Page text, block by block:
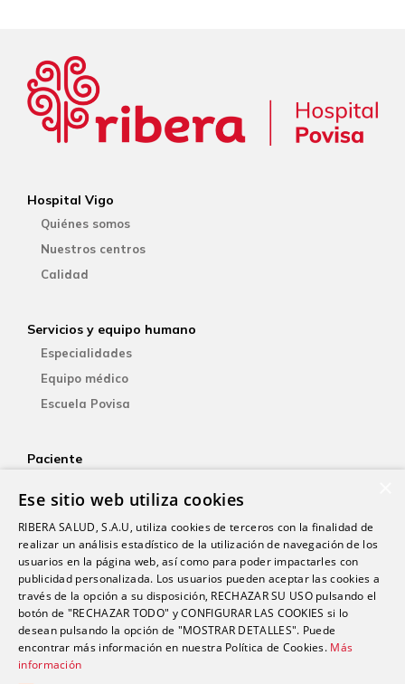
Hospital Vigo
Quiénes somos
Nuestros centros
Calidad
Servicios y equipo humano
Especialidades
Equipo médico
Escuela Povisa
Paciente
YOsalud
Atención al paciente
Guía del paciente
Consentimiento informado
Paciente internacional
Investigación
Ese sitio web utiliza cookies
RIBERA SALUD, S.A.U, utiliza cookies de terceros con la finalidad de
realizar un análisis estadístico de la utilización de navegación de los
usuarios en la página web, así como para poder impactarles con
publicidad personalizada. Los usuarios pueden aceptar las cookies a
través de la opción a su disposición, RECHAZAR SU USO pulsando el
botón de "RECHAZAR TODO" y CONFIGURAR LAS COOKIES si lo
desean pulsando la opción de "MOSTRAR DETALLES". Puede
encontrar más información en nuestra Política de Cookies. Más
información